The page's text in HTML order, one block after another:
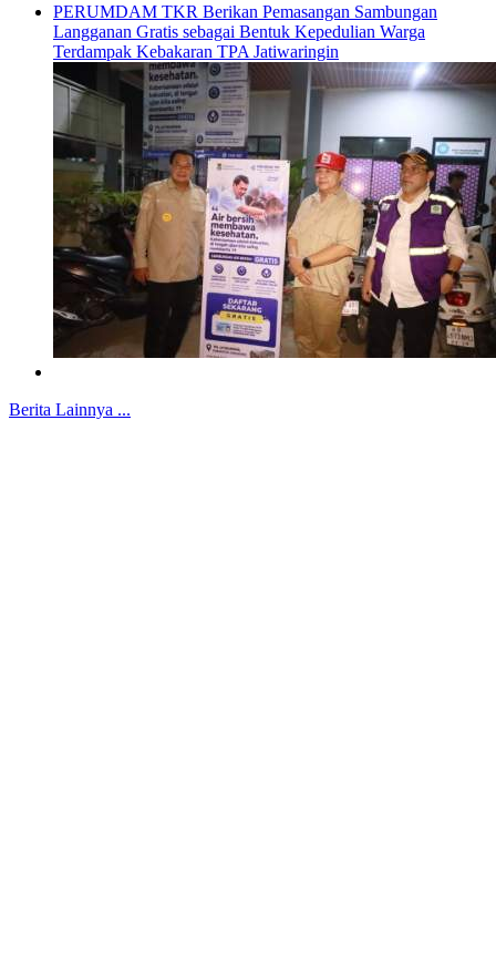
PERUMDAM TKR Berikan Pemasangan Sambungan
Langganan Gratis sebagai Bentuk Kepedulian Warga
Terdampak Kebakaran TPA Jatiwaringin
Berita Lainnya ...